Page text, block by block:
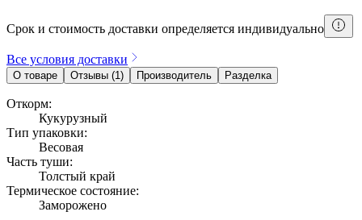
Срок и стоимость доставки определяется индивидуально
Все условия доставки
О товаре Отзывы (1) Производитель Разделка
Откорм:
Кукурузный
Тип упаковки:
Весовая
Часть туши:
Толстый край
Термическое состояние:
Заморожено